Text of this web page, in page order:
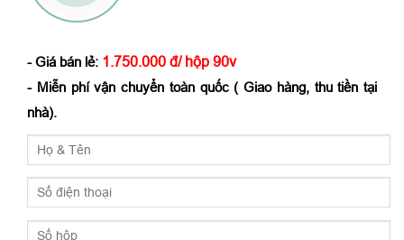
- Giá bán lẻ: 1.750.000 đ/ hộp 90v
- Miễn phí vận chuyển toàn quốc ( Giao hàng, thu tiền tại
nhà).